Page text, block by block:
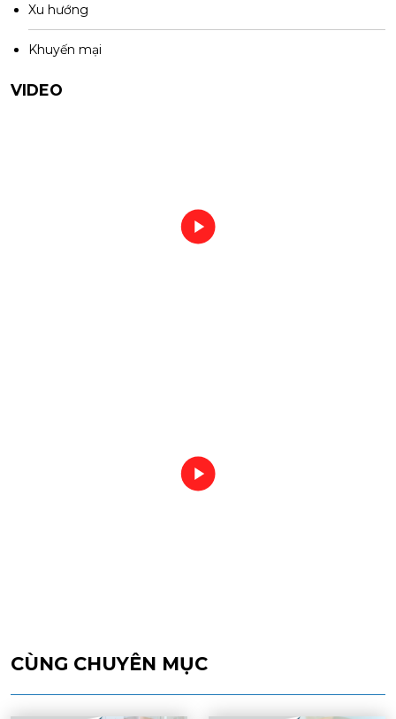
Xu hướng
Khuyến mại
VIDEO
CÙNG CHUYÊN MỤC